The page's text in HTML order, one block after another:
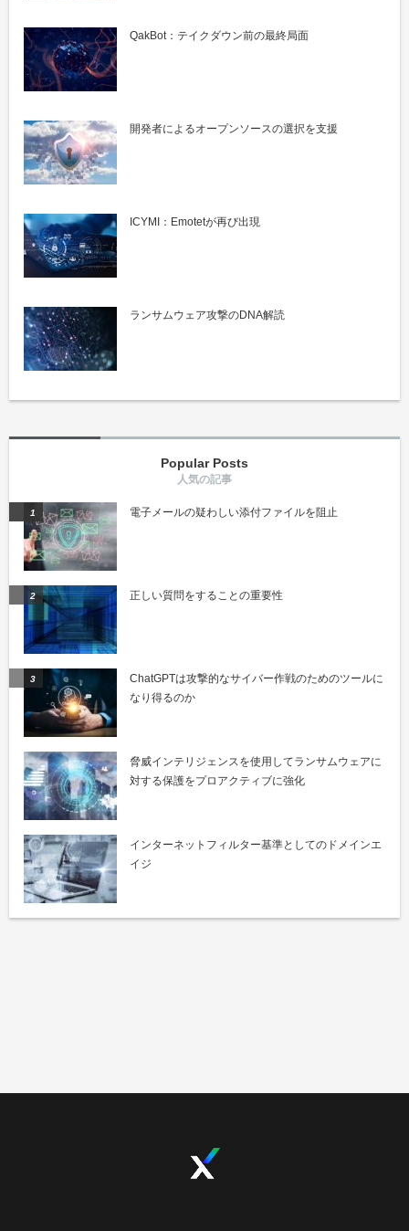
QakBot：テイクダウン前の最終局面
開発者によるオープンソースの選択を支援
ICYMI：Emotetが再び出現
ランサムウェア攻撃のDNA解読
Popular Posts
電子メールの疑わしい添付ファイルを阻止
正しい質問をすることの重要性
ChatGPTは攻撃的なサイバー作戦のためのツールに
なり得るのか
脅威インテリジェンスを使用してランサムウェアに
対する保護をプロアクティブに強化
インターネットフィルター基準としてのドメインエ
イジ